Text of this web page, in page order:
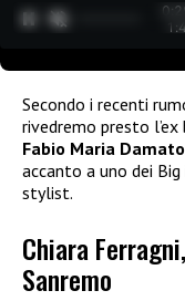
Secondo i recenti
rivedremo presto
Fabio Maria
accanto a uno dei Big
stylist.
Chiara
Sanremo